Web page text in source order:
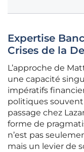
Expertise
Crises de la
L’approche de
une capacité
impératifs
politiques
passage chez
forme de
n’est pas
mais un levier de